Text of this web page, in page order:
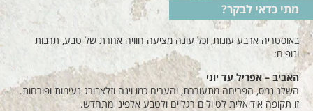
מתי כדאי לבקר?
באוסטריה ארבע עונות, וכל עונה מציעה חוויה אחרת של טבע, תרבות
ונופים:
האביב – אפריל עד יוני
השלג נמס, הפריחה מתעוררת, והערים כמו וינה וזלצבורג נעימות ופורחות.
זו תקופה אידיאלית לטיולים רגליים ולטבע אלפיני מתחדש.